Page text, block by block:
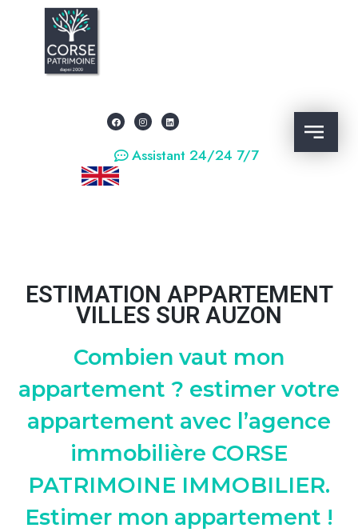
Assistant 24/24 7/7
ESTIMATION APPARTEMENT
VILLES SUR AUZON
Combien vaut mon
appartement ? estimer votre
appartement avec l’agence
immobilière CORSE
PATRIMOINE IMMOBILIER.
Estimer mon appartement !